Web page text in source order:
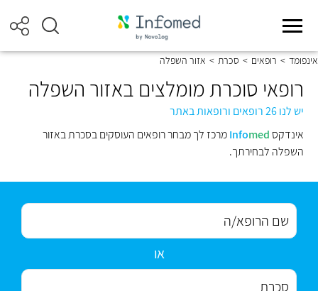
אינפומד > רופאים > סכרת > אזור השפלה
רופאי סוכרת מומלצים באזור השפלה
יש לנו 26 רופאים ורופאות באתר
אינדקס
Infomed
מרכז לך מבחר רופאים העוסקים בסכרת באזור
השפלה לבחירתך.
או